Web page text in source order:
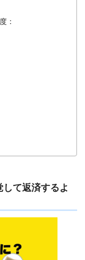
：
て返済するよ